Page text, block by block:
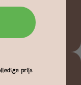
prijs